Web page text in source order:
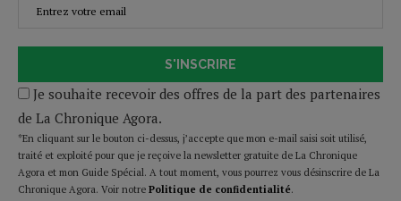
S'INSCRIRE
Je souhaite recevoir des offres de la part des partenaires
de La Chronique Agora.
*En cliquant sur le bouton ci-dessus, j’accepte que mon e-mail saisi soit utilisé,
traité et exploité pour que je reçoive la newsletter gratuite de La Chronique
Agora et mon Guide Spécial. A tout moment, vous pourrez vous désinscrire de La
Chronique Agora. Voir notre Politique de confidentialité.